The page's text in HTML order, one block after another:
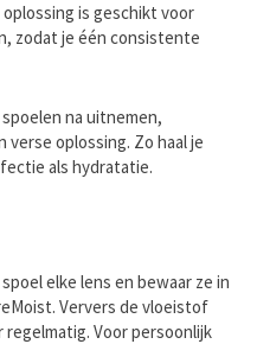
is geschikt voor
zodat je één consistente
na uitnemen,
oplossing. Zo haal je
als hydratatie.
elke lens en bewaar ze in
Ververs de vloeistof
Voor persoonlijk